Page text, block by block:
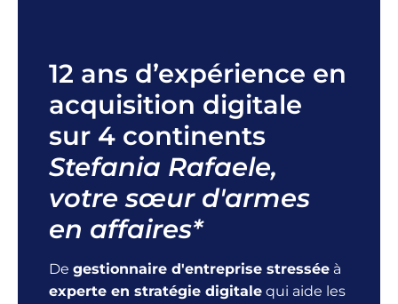
12 ans d’expérience en
acquisition digitale
sur 4 continents
Stefania Rafaele,
votre sœur d'armes
en affaires*
De gestionnaire d'entreprise stressée à
experte en stratégie digitale qui aide les